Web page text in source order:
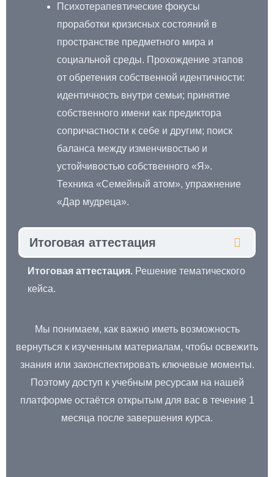
Психотерапевтические фокусы
проработки кризисных состояний в
пространстве предметного мира и
социальной среды. Прохождение этапов
от обретения собственной идентичности:
идентичность внутри семьи; принятие
собственного имени как предиктора
сопричастности к себе и другим; поиск
баланса между изменчивостью и
устойчивостью собственного «Я».
Техника «Семейный атом», упражнение
«Дар мудреца».
Итоговая аттестация
Итоговая аттестация. Решение тематического
кейса.
Мы понимаем, как важно иметь возможность
вернуться к изученным материалам, чтобы освежить
знания или законспектировать ключевые моменты.
Поэтому доступ к учебным ресурсам на нашей
платформе остаётся открытым для вас в течение 1
месяца после завершения курса.